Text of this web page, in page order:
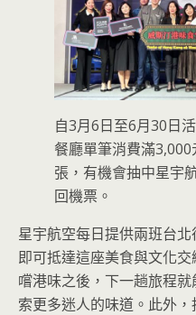
自3月6日至6月30日
餐廳單筆消費滿
張，有機會抽中星宇
回機票。
星宇航空每日提供兩班台
即可抵達這座美食與文化
嚐港味之後，下一趟旅程
索更多迷人的味道。此外